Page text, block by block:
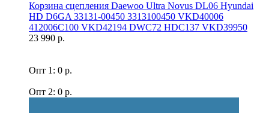
Корзина сцепления Daewoo Ultra Novus DL06 Hyundai
HD D6GA 33131-00450 3313100450 VKD40006
412006C100 VKD42194 DWC72 HDC137 VKD39950
23 990 р.
Опт 1: 0 р.
Опт 2: 0 р.